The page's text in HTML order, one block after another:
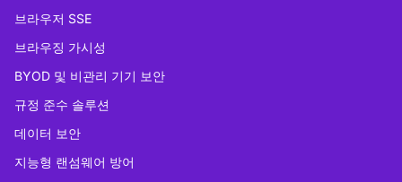
브라우저 SSE
브라우징 가시성
BYOD 및 비관리 기기 보안
규정 준수 솔루션
데이터 보안
지능형 랜섬웨어 방어